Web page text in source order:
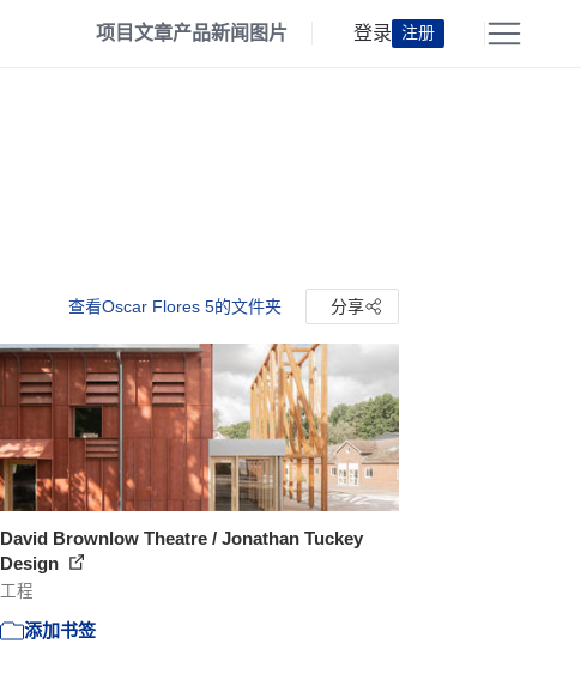
项目文章产品新闻 图片 登录 注册
查看Oscar Flores 5的文件夹 分享
David Brownlow Theatre / Jonathan Tuckey
Design
工程
添加书签